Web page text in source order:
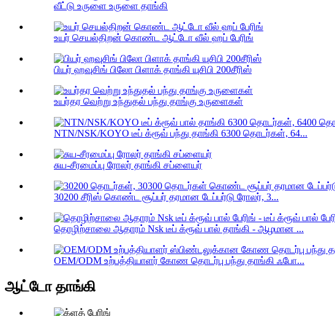
வீட்டு உருளை உருளை தாங்கி
உயர் செயல்திறன் கொண்ட ஆட்டோ வீல் ஹப் பேரிங்
பியர் ஹவுசிங் பிலோ பிளாக் தாங்கி யுசிபி 200சீரிஸ்
உயர்தர வெற்று உந்துதல் பந்து தாங்கு உருளைகள்
NTN/NSK/KOYO டீப் க்ரூவ் பந்து தாங்கி 6300 தொடர்கள், 64...
சுய-சீரமைப்பு ரோலர் தாங்கி சப்ளையர்
30200 சீரிஸ் கொண்ட சூப்பர் தரமான டேப்பர்டு ரோலர், 3...
தொழிற்சாலை ஆதாரம் Nsk டீப் க்ரூவ் பால் தாங்கி - ஆழமான ...
OEM/ODM உற்பத்தியாளர் கோண தொடர்பு பந்து தாங்கி ஃபோ...
ஆட்டோ தாங்கி